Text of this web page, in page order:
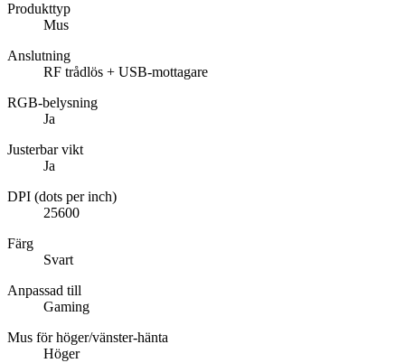
Produkttyp
Mus
Anslutning
RF trådlös + USB-mottagare
RGB-belysning
Ja
Justerbar vikt
Ja
DPI (dots per inch)
25600
Färg
Svart
Anpassad till
Gaming
Mus för höger/vänster-hänta
Höger